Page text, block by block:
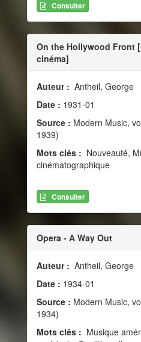
Consulter
On the Hollywood Front
cinéma]
Auteur : Antheil, George
Date : 1931-01
Source : Modern Music,
1939)
Mots clés : Nouveauté,
cinématographique
Consulter
Opera - A Way Out
Auteur : Antheil, George
Date : 1934-01
Source : Modern Music,
1934)
Mots clés : Musique